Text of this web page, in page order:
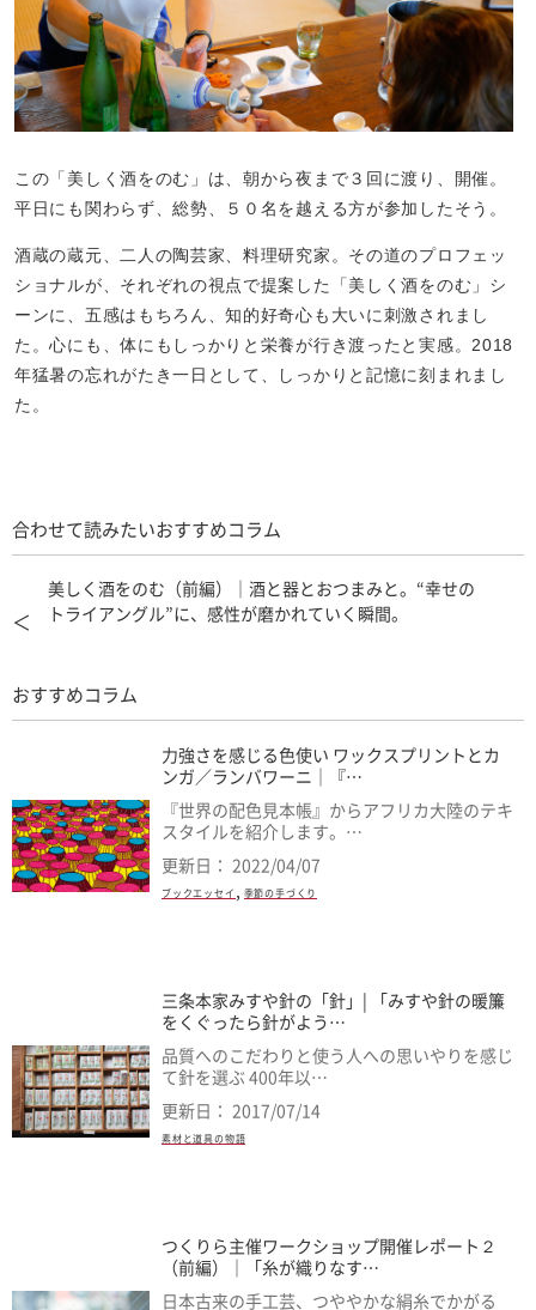
この「美しく酒をのむ」は、朝から夜まで３回に渡り、開催。
平日にも関わらず、総勢、５０名を越える方が参加したそう。
酒蔵の蔵元、二人の陶芸家、料理研究家。その道のプロフェッ
ショナルが、それぞれの視点で提案した「美しく酒をのむ」シ
ーンに、五感はもちろん、知的好奇心も大いに刺激されまし
た。心にも、体にもしっかりと栄養が行き渡ったと実感。2018
年猛暑の忘れがたき一日として、しっかりと記憶に刻まれまし
た。
合わせて読みたいおすすめコラム
美しく酒をのむ（前編）｜酒と器とおつまみと。“幸せの
トライアングル”に、感性が磨かれていく瞬間。
＜
おすすめコラム
力強さを感じる色使い ワックスプリントとカ
ンガ／ランバワーニ｜『…
『世界の配色見本帳』からアフリカ大陸のテキ
スタイルを紹介します。…
更新日： 2022/04/07
ブックエッセイ 季節の手づくり
三条本家みすや針の「針」| 「みすや針の暖簾
をくぐったら針がよう…
品質へのこだわりと使う人への思いやりを感じ
て針を選ぶ 400年以…
更新日： 2017/07/14
素材と道具の物語
つくりら主催ワークショップ開催レポート２
（前編）｜「糸が織りなす…
日本古来の手工芸、つややかな絹糸でかがる